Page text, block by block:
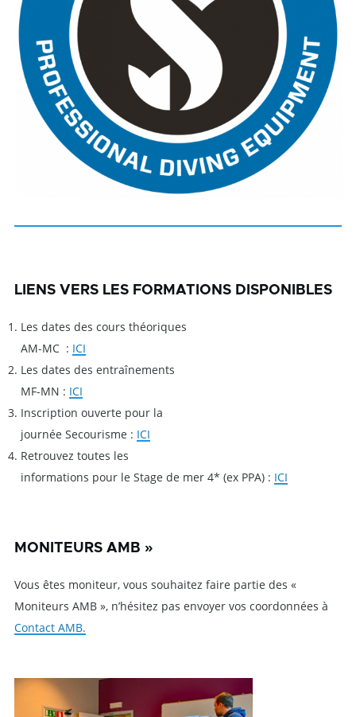
LIENS VERS LES FORMATIONS DISPONIBLES
Les dates des cours théoriques
AM-MC : ICI
Les dates des entraînements
MF-MN : ICI
Inscription ouverte pour la
journée Secourisme : ICI
Retrouvez toutes les
informations pour le Stage de mer 4* (ex PPA) : ICI
MONITEURS AMB »
Vous êtes moniteur, vous souhaitez faire partie des «
Moniteurs AMB », n’hésitez pas envoyer vos coordonnées à
Contact AMB.